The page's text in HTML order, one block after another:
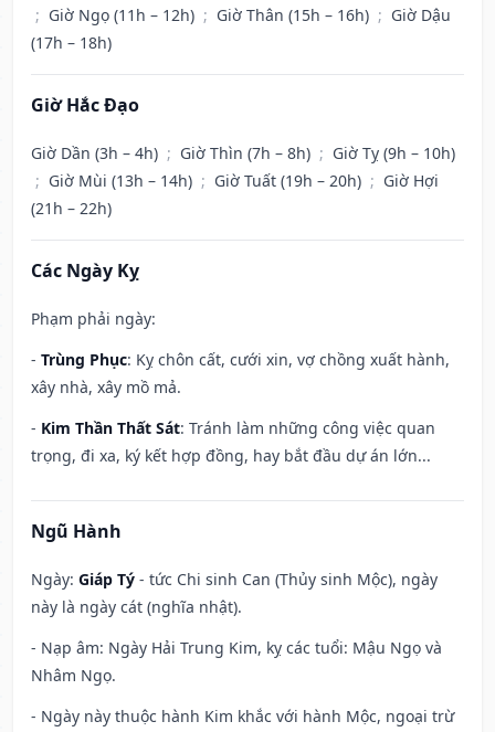
; Giờ Ngọ (11h – 12h) ; Giờ Thân (15h – 16h) ; Giờ Dậu
(17h – 18h)
Giờ Hắc Đạo
Giờ Dần (3h – 4h) ; Giờ Thìn (7h – 8h) ; Giờ Tỵ (9h – 10h)
; Giờ Mùi (13h – 14h) ; Giờ Tuất (19h – 20h) ; Giờ Hợi
(21h – 22h)
Các Ngày Kỵ
Phạm phải ngày:
- Trùng Phục: Kỵ chôn cất, cưới xin, vợ chồng xuất hành,
xây nhà, xây mồ mả.
- Kim Thần Thất Sát: Tránh làm những công việc quan
trọng, đi xa, ký kết hợp đồng, hay bắt đầu dự án lớn...
Ngũ Hành
Ngày: Giáp Tý - tức Chi sinh Can (Thủy sinh Mộc), ngày
này là ngày cát (nghĩa nhật).
- Nạp âm: Ngày Hải Trung Kim, kỵ các tuổi: Mậu Ngọ và
Nhâm Ngọ.
- Ngày này thuộc hành Kim khắc với hành Mộc, ngoại trừ